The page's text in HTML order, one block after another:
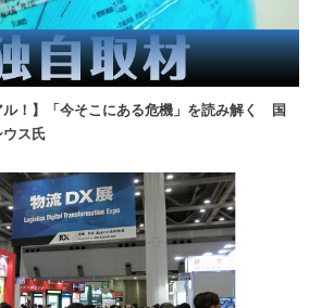
ル！】「今そこにある危機」を読み解く 国
ス氏